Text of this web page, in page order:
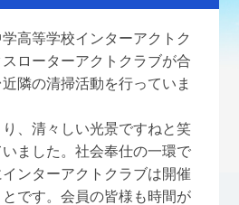
高等学校インターアクトク
ローターアクトクラブが合
隣の清掃活動を行っていま
、清々しい光景ですねと笑
ました。社会奉仕の一環で
ンターアクトクラブは開催
です。会員の皆様も時間が